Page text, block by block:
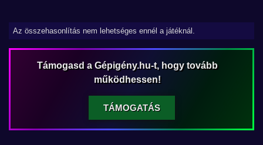
Az összehasonlítás nem lehetséges ennél a játéknál.
Támogasd a Gépigény.hu-t, hogy tovább
működhessen!
TÁMOGATÁS